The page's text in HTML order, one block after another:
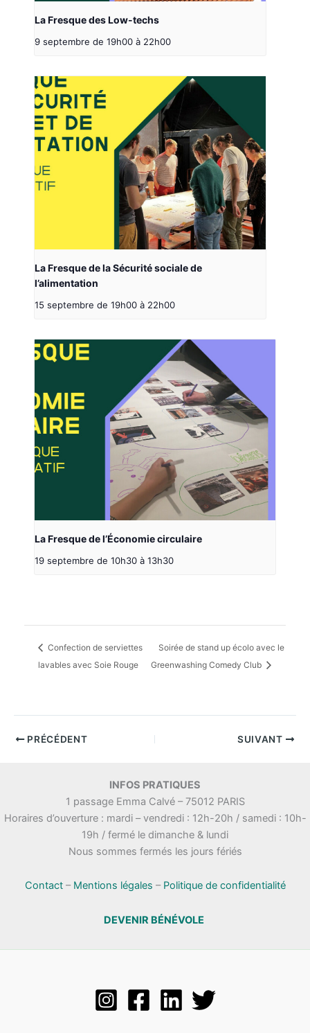
La Fresque des Low-techs
9 septembre de 19h00 à 22h00
La Fresque de la Sécurité sociale de
l’alimentation
15 septembre de 19h00 à 22h00
La Fresque de l’Économie circulaire
19 septembre de 10h30 à 13h30
Confection de serviettes
lavables avec Soie Rouge
Soirée de stand up écolo avec le
Greenwashing Comedy Club
PRÉCÉDENT SUIVANT
INFOS PRATIQUES
1 passage Emma Calvé – 75012 PARIS
Horaires d’ouverture : mardi – vendredi : 12h-20h / samedi : 10h-
19h / fermé le dimanche & lundi
Nous sommes fermés les jours fériés
Contact– Mentions légales – Politique de confidentialité
DEVENIR BÉNÉVOLE